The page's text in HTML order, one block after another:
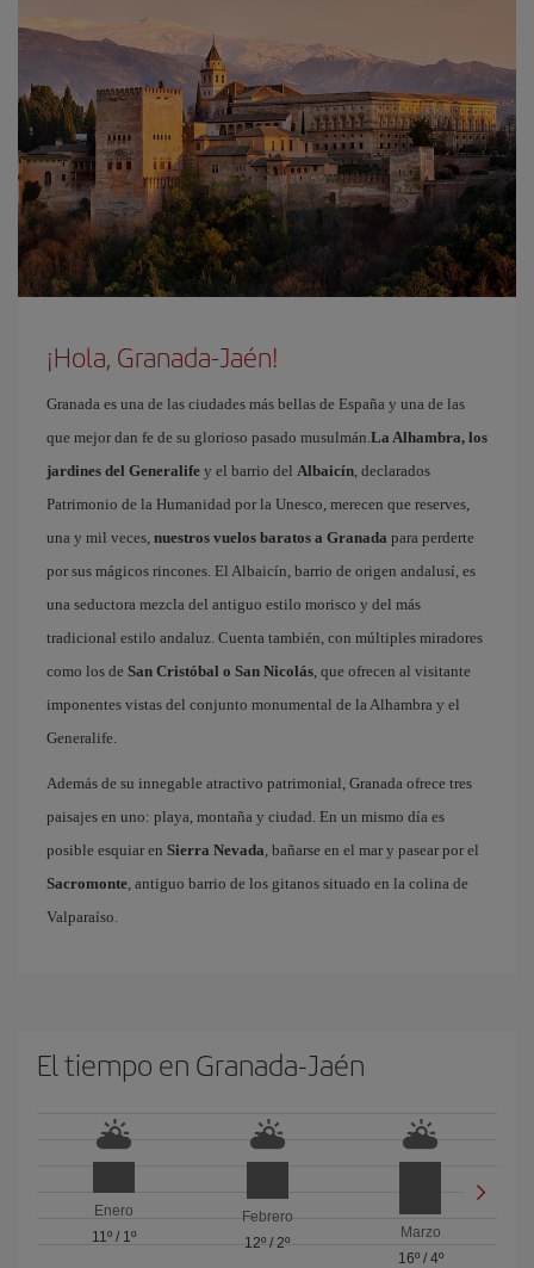
¡Hola, Granada-Jaén!
Granada es una de las ciudades más bellas de España y una de las
que mejor dan fe de su glorioso pasado musulmán.La Alhambra, los
jardines del Generalife y el barrio del Albaicín, declarados
Patrimonio de la Humanidad por la Unesco, merecen que reserves,
una y mil veces, nuestros vuelos baratos a Granada para perderte
por sus mágicos rincones. El Albaicín, barrio de origen andalusí, es
una seductora mezcla del antiguo estilo morisco y del más
tradicional estilo andaluz. Cuenta también, con múltiples miradores
como los de San Cristóbal o San Nicolás, que ofrecen al visitante
imponentes vistas del conjunto monumental de la Alhambra y el
Generalife.
Además de su innegable atractivo patrimonial, Granada ofrece tres
paisajes en uno: playa, montaña y ciudad. En un mismo día es
posible esquiar en Sierra Nevada, bañarse en el mar y pasear por el
Sacromonte, antiguo barrio de los gitanos situado en la colina de
Valparaíso.
El tiempo en Granada-Jaén
Enero
11º/ 1º
Febrero
12º / 2º
Marzo
16º/ 4º